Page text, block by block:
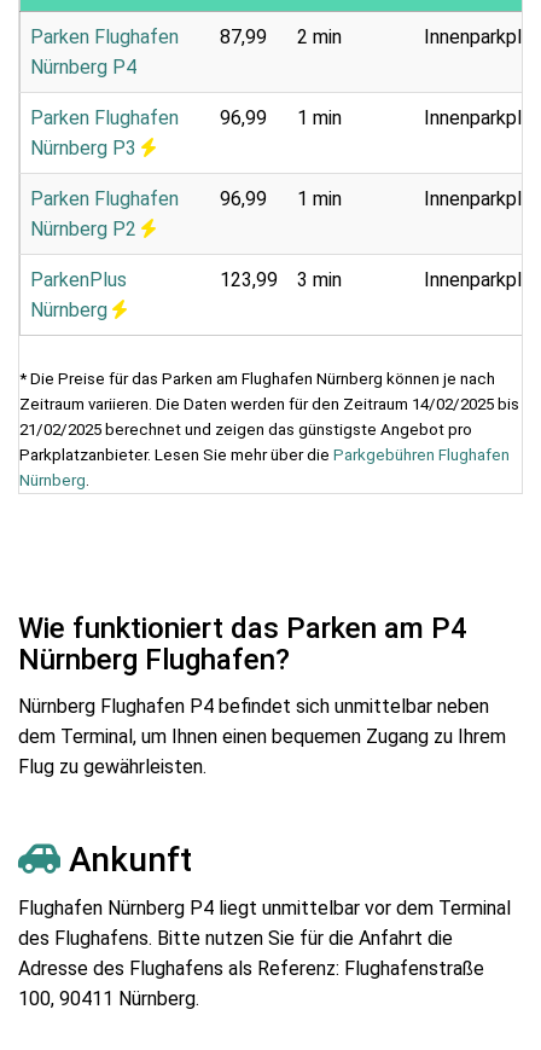
Parken Flughafen
Nürnberg P4
87,99 2 min
Parken Flughafen
Nürnberg P3
96,99 1 min
Parken Flughafen
Nürnberg P2
96,99 1 min
ParkenPlus
Nürnberg
123,99 3 min
* Die Preise für das Parken am Flughafen Nürnberg können je nach
Zeitraum variieren. Die Daten werden für den Zeitraum 14/02/2025 bis
21/02/2025 berechnet und zeigen das günstigste Angebot pro
Parkplatzanbieter. Lesen Sie mehr über die Parkgebühren Flughafen
Nürnberg.
Wie funktioniert das Parken am P4
Nürnberg Flughafen?
Nürnberg Flughafen P4 befindet sich unmittelbar neben
dem Terminal, um Ihnen einen bequemen Zugang zu Ihrem
Flug zu gewährleisten.
Ankunft
Flughafen Nürnberg P4 liegt unmittelbar vor dem Terminal
des Flughafens. Bitte nutzen Sie für die Anfahrt die
Adresse des Flughafens als Referenz: Flughafenstraße
100, 90411 Nürnberg.